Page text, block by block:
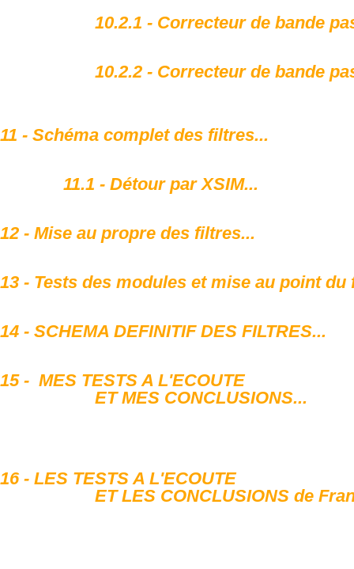
10.2.1 - Correcteur de bande
10.2.2 - Correcteur de bande
11 - Schéma complet des filtres...
11.1 - Détour par XSIM...
12 - Mise au propre des filtres...
13 - Tests des modules et mise au point du
14 - SCHEMA DEFINITIF DES FILTRES...
15 - MES TESTS A L'ECOUTE
ET MES CONCLUSIONS...
16 - LES TESTS A L'ECOUTE
ET LES CONCLUSIONS de